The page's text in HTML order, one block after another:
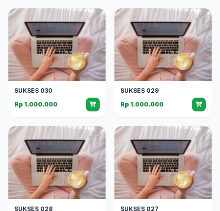
SUKSES 030
Rp 1.000.000
SUKSES 029
Rp 1.000.000
SUKSES 028 SUKSES 027